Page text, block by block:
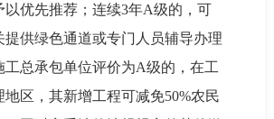
以优先推荐；连续3年A级的，可
提供绿色通道或专门人员辅导办理
工总承包单位评价为A级的，在工
地区，其新增工程可减免50%农民